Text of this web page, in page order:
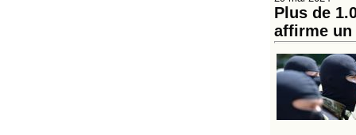
Plus de
affirme un